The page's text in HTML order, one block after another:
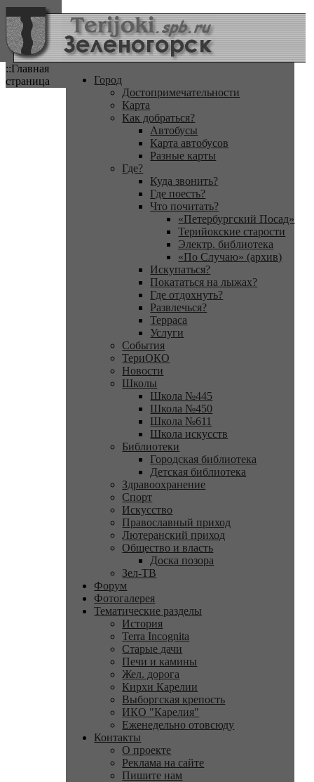
::Главная
страница
Город
Достопримечательности
Карта
Как добраться?
Автобусы
Карта автобусов
Разные карты
Где?
Куда звонить?
Где поесть?
Что почитать?
«Петербургский Посад»
Терийокские старости
Электр. библиотека
«По Случаю» (архив)
Искупаться?
Покататься на лыжах?
Где отдохнуть?
Развлечься?
Терраса
Услуги
События
ТериОКО
Новости
Школы
Школа №445
Школа №450
Школа №611
Школа искусств
Библиотеки
Городская библиотека
Детская библиотека
Здравоохранение
Спорт
Искусство
Православный приход
Лютеранский приход
Общество и власть
Доска позора
Зел-ТВ
Форум
Фотогалерея
Тематические разделы
История
Terra Incognita
Старые дачи
Печи и камины
Жел. дорога
Кирхи Карелии
Выборгская крепость
ИКО "Карелия"
Еженедельно отовсюду
Контакты
О проекте
Реклама на сайте
Пишите нам